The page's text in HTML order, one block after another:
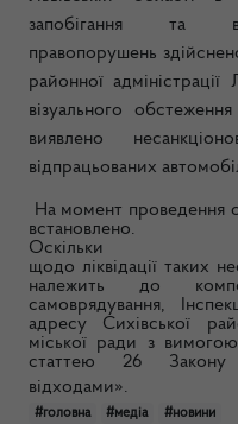
запобігання та
правопорушень
районної
візуального
виявлено
відпрацьованих
На момент проведення
встановлено.
Оскільки
щодо ліквідації таких
належить до
самоврядування,
адресу Сихівської
міської ради з
статтею 26 Закону
відходами».
#головна #медіа #новини